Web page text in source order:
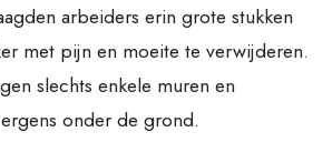
arbeiders erin grote stukken
met pijn en moeite te verwijderen.
slechts enkele muren en
onder de grond.